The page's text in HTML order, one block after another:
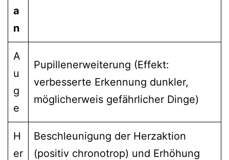
a
n
A
u
g
e
Pupillenerweiterung (Effekt:
verbesserte Erkennung dunkler,
möglicherweis gefährlicher Dinge)
H
er
Beschleunigung der Herzaktion
(positiv chronotrop) und Erhöhung